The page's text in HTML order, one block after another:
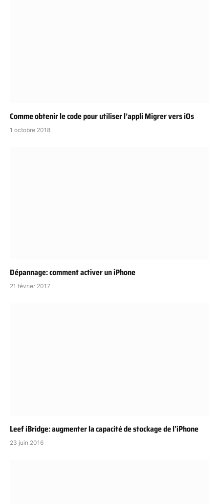
Comme obtenir le code pour utiliser l’appli Migrer vers iOs
1 octobre 2018
Dépannage: comment activer un iPhone
21 février 2017
Leef iBridge: augmenter la capacité de stockage de l’iPhone
23 juin 2016